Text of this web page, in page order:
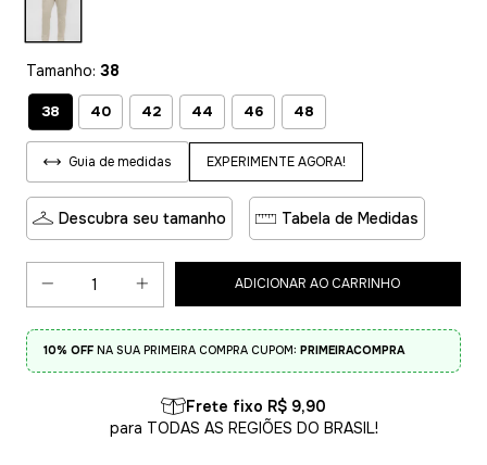
Tamanho: 38
38 40 42 44 46 48
Guia de medidas EXPERIMENTE AGORA!
Descubra seu tamanho Tabela de Medidas
10% OFF NA SUA PRIMEIRA COMPRA CUPOM: PRIMEIRACOMPRA
Frete fixo R$ 9,90
para TODAS AS REGIÕES DO BRASIL!